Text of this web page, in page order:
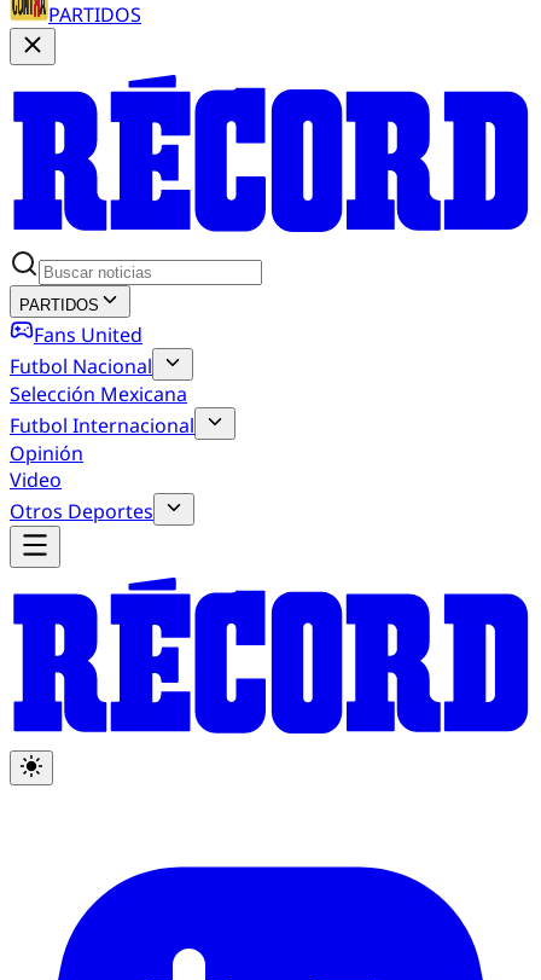
PARTIDOS
PARTIDOS
Fans United
Futbol Nacional
Selección Mexicana
Futbol Internacional
Opinión
Video
Otros Deportes